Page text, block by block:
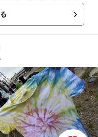
す。他にはバーベキュー